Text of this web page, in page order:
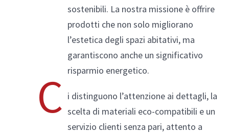
Alluminio/Legno
Compara prodotti
sostenibili. La nostra missione è offrire
prodotti che non solo migliorano
l’estetica degli spazi abitativi, ma
garantiscono anche un significativo
risparmio energetico.
C i distinguono l’attenzione ai dettagli, la
scelta di materiali eco-compatibili e un
servizio clienti senza pari, attento a